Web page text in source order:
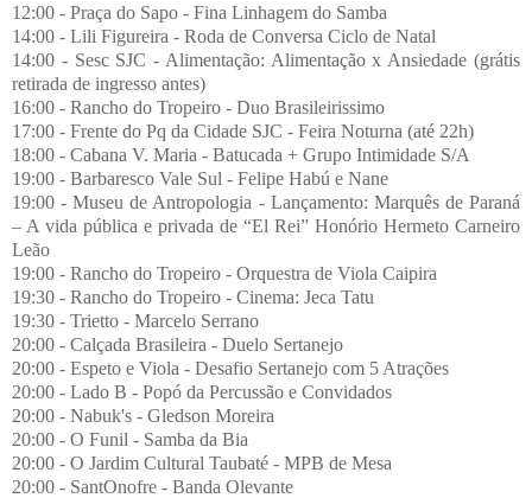
12:00 - Praça do Sapo - Fina Linhagem do Samba
14:00 - Lili Figureira - Roda de Conversa Ciclo de Natal
14:00 - Sesc SJC - Alimentação: Alimentação x Ansiedade (grátis
retirada de ingresso antes)
16:00 - Rancho do Tropeiro - Duo Brasileirissimo
17:00 - Frente do Pq da Cidade SJC - Feira Noturna (até 22h)
18:00 - Cabana V. Maria - Batucada + Grupo Intimidade S/A
19:00 - Barbaresco Vale Sul - Felipe Habú e Nane
19:00 - Museu de Antropologia - Lançamento: Marquês de Paraná
– A vida pública e privada de “El Rei” Honório Hermeto Carneiro
Leão
19:00 - Rancho do Tropeiro - Orquestra de Viola Caipira
19:30 - Rancho do Tropeiro - Cinema: Jeca Tatu
19:30 - Trietto - Marcelo Serrano
20:00 - Calçada Brasileira - Duelo Sertanejo
20:00 - Espeto e Viola - Desafio Sertanejo com 5 Atrações
20:00 - Lado B - Popó da Percussão e Convidados
20:00 - Nabuk's - Gledson Moreira
20:00 - O Funil - Samba da Bia
20:00 - O Jardim Cultural Taubaté - MPB de Mesa
20:00 - SantOnofre - Banda Olevante